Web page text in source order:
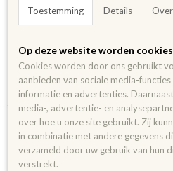
Home>Pure oliën>Carrier/Basis olie
Toestemming Details Over
Op deze website worden
Cookies worden door ons gebruikt
aanbieden van sociale media-
informatie en advertenties.
media-, advertentie- en
over hoe u onze site gebruikt. Zij
in combinatie met andere gegevens
verzameld door uw gebruik van hun
verstrekt.